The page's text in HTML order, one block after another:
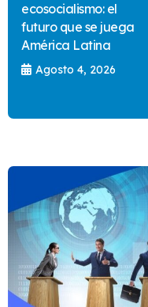
ecosocialismo: el
futuro que se juega
América Latina
Agosto 4, 2026